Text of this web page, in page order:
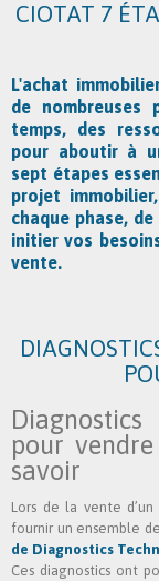
CIOTAT 7
L'achat
de nombreuses
temps, des
pour aboutir à
sept étapes
projet
chaque phase,
initier vos
vente.
pour
savoir
Lors de la vente
fournir un ensemble
de Diagnostics
Ces diagnostics ont